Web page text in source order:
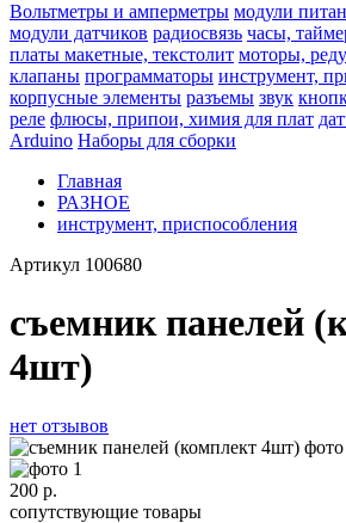
Вольтметры и амперметры модули
модули датчиков радиосвязь часы,
платы макетные, текстолит моторы,
клапаны программаторы инструмент,
корпусные элементы разъемы звук
реле флюсы, припои, химия для плат
Arduino Наборы для сборки
Главная
РАЗНОЕ
инструмент, приспособления
Артикул 100680
съемник панелей
4шт)
нет отзывов
200 р.
сопутствующие товары